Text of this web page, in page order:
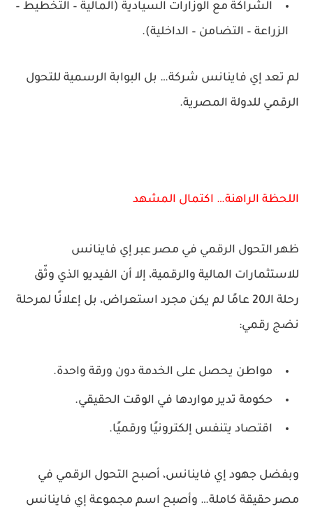
الشراكة مع الوزارات السيادية (المالية – التخطيط –
الزراعة – التضامن – الداخلية).
لم تعد إي فاينانس شركة… بل البوابة الرسمية للتحول
الرقمي للدولة المصرية.
اللحظة الراهنة… اكتمال المشهد
ظهر التحول الرقمي في مصر عبر إي فاينانس
للاستثمارات المالية والرقمية، إلا أن الفيديو الذي وثّق
رحلة الـ20 عامًا لم يكن مجرد استعراض، بل إعلانًا لمرحلة
نضج رقمي:
مواطن يحصل على الخدمة دون ورقة واحدة.
حكومة تدير مواردها في الوقت الحقيقي.
اقتصاد يتنفس إلكترونيًا ورقميًا.
وبفضل جهود إي فاينانس، أصبح التحول الرقمي في
مصر حقيقة كاملة… وأصبح اسم مجموعة إي فاينانس